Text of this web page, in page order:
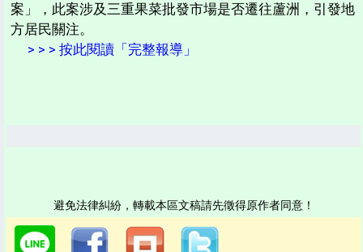
案」，此案涉及三重果菜批發市場是否遷往蘆洲，引發地
方居民關注。
> > > 按此閱讀「完整報導」
避免法律糾紛，轉載本區文稿請先徵得原作者同意！